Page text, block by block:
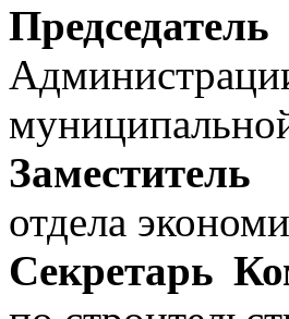
Заместитель
отдела
Секретарь